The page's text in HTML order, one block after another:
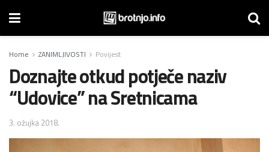
Home ZANIMLJIVOSTI Povijest
Doznajte otkud potječe naziv
“Udovice” na Sretnicama
3. ožujka 2018.